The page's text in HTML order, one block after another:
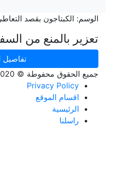
الوسم: الكبتاجون بقصد
تعزير بالمنع من
تفاصيل
جميع الحقوق محفوطة © 2020 أحكام دوت كوم
Privacy Policy
اقسام الموقع
الرئيسية
راسلنا